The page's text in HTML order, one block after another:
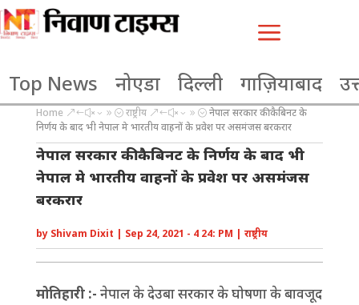
a
Top News नोएडा दिल्ली गाज़ियाबाद
Home &#x39; राष्ट्रीय &#x39; नेपाल सरकार की कैबिनट के
निर्णय के बाद भी नेपाल मे भारतीय वाहनों के प्रवेश पर असमंजस बरकरार
नेपाल सरकार की कैबिनट के निर्णय के बाद भी
नेपाल मे भारतीय वाहनों के प्रवेश पर असमंजस
बरकरार
by Shivam Dixit | Sep 24, 2021 - 4 24: PM | राष्ट्रीय
मोतिहारी :- नेपाल के देउबा सरकार के घोषणा के बावजूद